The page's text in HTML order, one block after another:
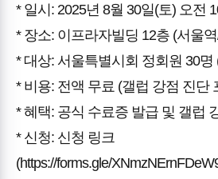
* 일시: 2025년 8월 30일(토) 오전
* 장소: 이프라자빌딩 12층 (서울
* 대상: 서울특별시회 정회원 30명
* 비용: 전액 무료 (갤럽 강점 진단
* 혜택: 공식 수료증 발급 및 갤럽
* 신청: 신청 링크
(https://forms.gle/